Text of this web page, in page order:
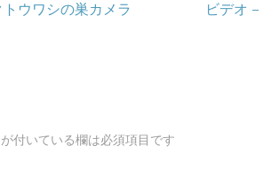
ウワシの巣カメラ
ビデオ
が付いている欄は必須項目です